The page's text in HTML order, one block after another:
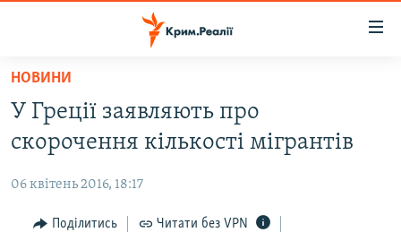
Перейти
основного
матеріалу
Перейти
до
навігації
ВОДА.КРИМ
ВІДЕО ТА ФОТО
ПОЛІТИКА
БЛОГИ
НОВИНИ
У Греції заявляють про
скорочення кількості мігрантів
06 квітень 2016, 18:17
Поділитись Читати без VPN